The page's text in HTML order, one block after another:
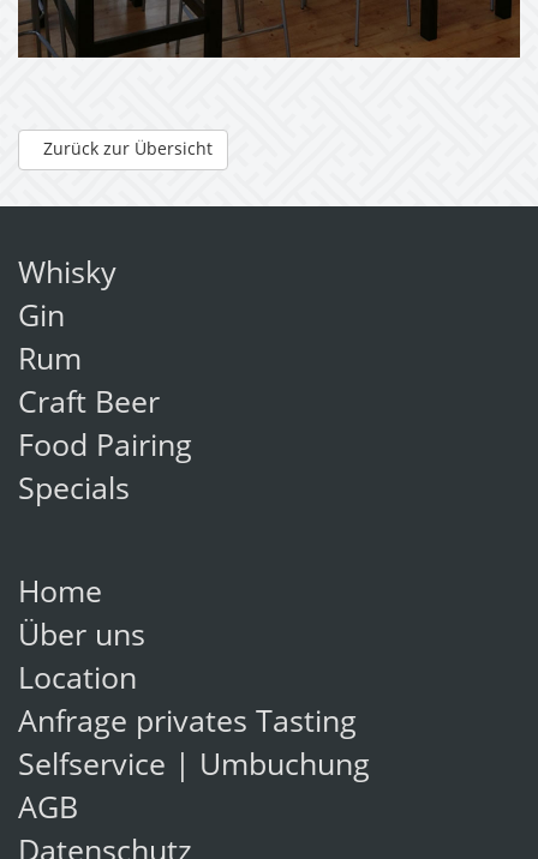
Zurück zur Übersicht
Whisky
Gin
Rum
Craft Beer
Food Pairing
Specials
Home
Über uns
Location
Anfrage privates Tasting
Selfservice | Umbuchung
AGB